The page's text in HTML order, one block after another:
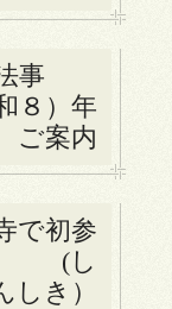
法事
８）年
ご案内
で初参
し
しき）